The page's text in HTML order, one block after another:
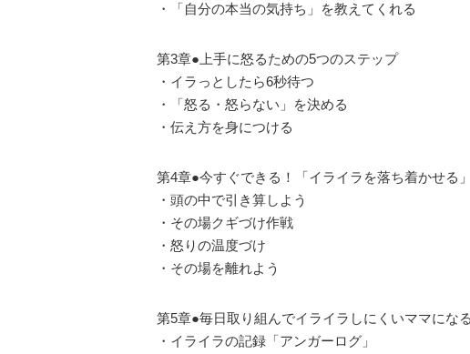
・「自分の本当の気持ち」を教えてくれる
第3章●上手に怒るための5つのステップ
・イラっとしたら6秒待つ
・「怒る・怒らない」を決める
・伝え方を身につける
第4章●今すぐできる！「イライラを落ち着かせる
・頭の中で引き算しよう
・その場クギづけ作戦
・怒りの温度づけ
・その場を離れよう
第5章●毎日取り組んでイライラしにくいママにな
・イライラの記録「アンガーログ」